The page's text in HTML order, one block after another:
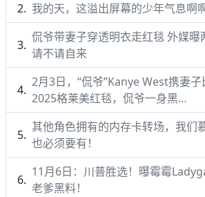
我的天，这溢出屏幕的少年气息啊
侃爷带妻子穿透明衣走红毯 外媒曝
请不请自来
2月3日，“侃爷”Kanye West携妻
2025格莱美红毯，侃爷一身黑…
其他角色拥有的内存卡转场，我们
也必须要有！
11月6日：川普胜选！曝霉霉
老爹黑料！